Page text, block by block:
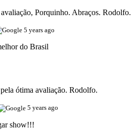
Porquinho. Abraços. Rodolfo.
5 years ago
do Brasil
ótima avaliação. Rodolfo.
5 years ago
show!!!